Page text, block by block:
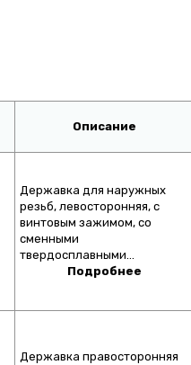
Описание
Державка для наружных
резьб, левосторонняя, с
винтовым зажимом, со
сменными
твердосплавными…
Подробнее
Державка правосторонняя